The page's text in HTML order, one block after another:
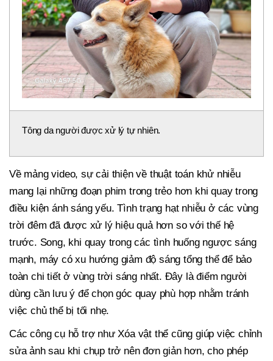
Tông da người được xử lý tự nhiên.
Về mảng video, sự cải thiện về thuật toán khử nhiễu
mang lại những đoạn phim trong trẻo hơn khi quay trong
điều kiện ánh sáng yếu. Tình trạng hạt nhiễu ở các vùng
trời đêm đã được xử lý hiệu quả hơn so với thế hệ
trước. Song, khi quay trong các tình huống ngược sáng
mạnh, máy có xu hướng giảm độ sáng tổng thể để bảo
toàn chi tiết ở vùng trời sáng nhất. Đây là điểm người
dùng cần lưu ý để chọn góc quay phù hợp nhằm tránh
việc chủ thể bị tối nhẹ.
Các công cụ hỗ trợ như Xóa vật thể cũng giúp việc chỉnh
sửa ảnh sau khi chụp trở nên đơn giản hơn, cho phép